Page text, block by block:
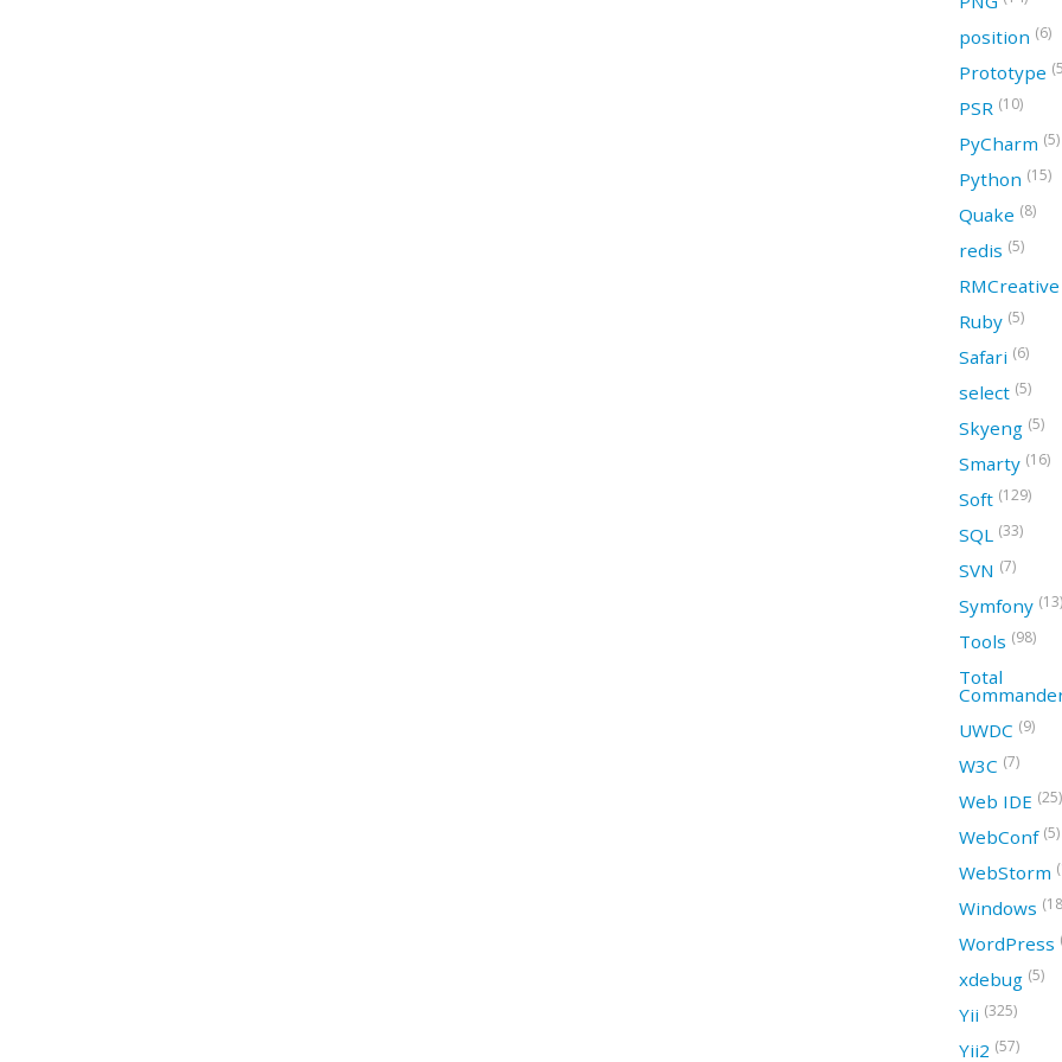
position (6)
Prototype
PSR (10)
PyCharm (5)
Python (15)
Quake (8)
redis (5)
RMCreative
Ruby (5)
Safari (6)
select (5)
Skyeng (5)
Smarty (16)
Soft (129)
SQL (33)
SVN (7)
Symfony (13)
Tools (98)
Total
UWDC (9)
W3C (7)
Web IDE (25)
WebConf (5)
WebStorm
Windows
WordPress
xdebug (5)
Yii (325)
Yii2 (57)